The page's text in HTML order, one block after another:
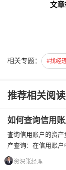
文
相关专题： #找经
推荐相关阅读
如何查询信用
查询信用账户的资
产查询：在信用账
资深张经理